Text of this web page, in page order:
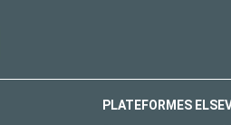
PLATEFORMES